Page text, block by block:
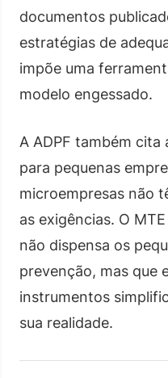
documentos
estratégias de
impõe uma
modelo engessado.
A ADPF também
para pequenas
microempresas não
as exigências. O
não dispensa os
prevenção, mas que
instrumentos
sua realidade.